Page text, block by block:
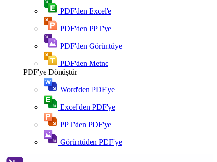
PDF'den Excel'e
PDF'den PPT'ye
PDF'den Görüntüye
PDF'den Metne
PDF'ye Dönüştür
Word'den PDF'ye
Excel'den PDF'ye
PPT'den PDF'ye
Görüntüden PDF'ye